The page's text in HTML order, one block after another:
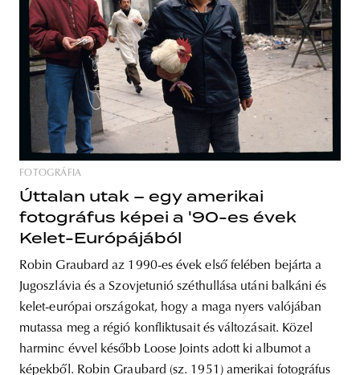
FOTOGRÁFIA
Úttalan utak – egy amerikai
fotográfus képei a '90-es évek
Kelet-Európájából
Robin Graubard az 1990-es évek első felében bejárta a
Jugoszlávia és a Szovjetunió széthullása utáni balkáni és
kelet-európai országokat, hogy a maga nyers valójában
mutassa meg a régió konfliktusait és változásait. Közel
harminc évvel később Loose Joints adott ki albumot a
képekből. Robin Graubard (sz. 1951) amerikai fotográfus